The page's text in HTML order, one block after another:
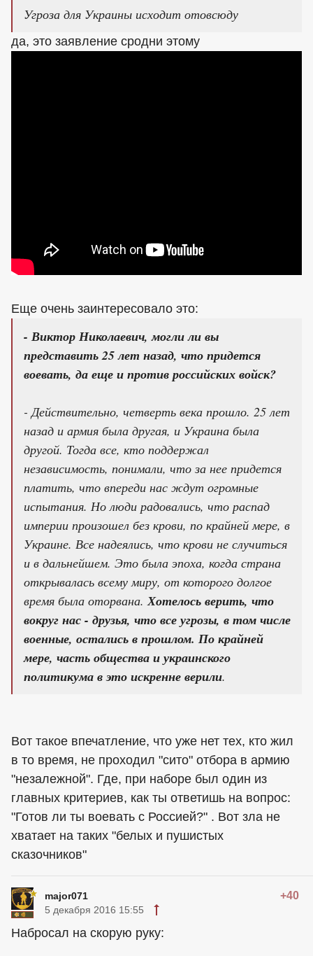
Угроза для Украины исходит отовсюду
да, это заявление сродни этому
Еще очень заинтересовало это:
- Виктор Николаевич, могли ли вы
представить 25 лет назад, что придется
воевать, да еще и против российских войск?
- Действительно, четверть века прошло. 25 лет
назад и армия была другая, и Украина была
другой. Тогда все, кто поддержал
независимость, понимали, что за нее придется
платить, что впереди нас ждут огромные
испытания. Но люди радовались, что распад
империи произошел без крови, по крайней мере, в
Украине. Все надеялись, что крови не случиться
и в дальнейшем. Это была эпоха, когда страна
открывалась всему миру, от которого долгое
время была оторвана.Хотелось верить, что
вокруг нас - друзья, что все угрозы, в том числе
военные, остались в прошлом. По крайней
мере, часть общества и украинского
политикума в это искренне верили.
Вот такое впечатление, что уже нет тех, кто жил
в то время, не проходил "сито" отбора в армию
"незалежной". Где, при наборе был один из
главных критериев, как ты ответишь на вопрос:
"Готов ли ты воевать с Россией?" . Вот зла не
хватает на таких "белых и пушистых
сказочников"
major071 +40
5 декабря 2016 15:55
Набросал на скорую руку: